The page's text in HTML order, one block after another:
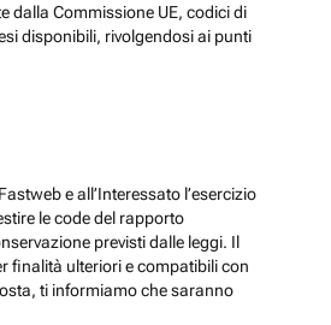
dalla Commissione UE, codici di
disponibili, rivolgendosi ai punti
e all’Interessato l’esercizio
le code del rapporto
previsti dalle leggi. Il
finalità ulteriori e compatibili con
ti informiamo che saranno